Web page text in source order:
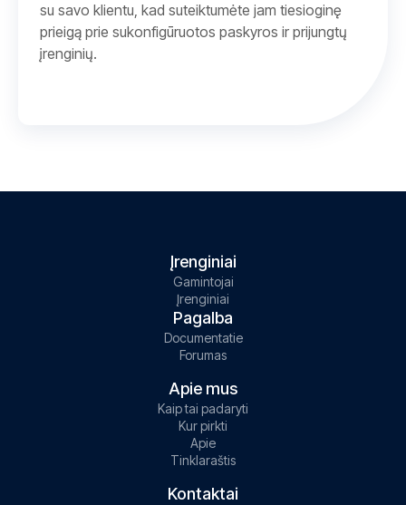
su savo klientu, kad suteiktumėte jam tiesioginę
prieigą prie sukonfigūruotos paskyros ir prijungtų
įrenginių.
Įrenginiai
Gamintojai
Įrenginiai
Pagalba
Documentatie
Forumas
Apie mus
Kaip tai padaryti
Kur pirkti
Apie
Tinklaraštis
Kontaktai